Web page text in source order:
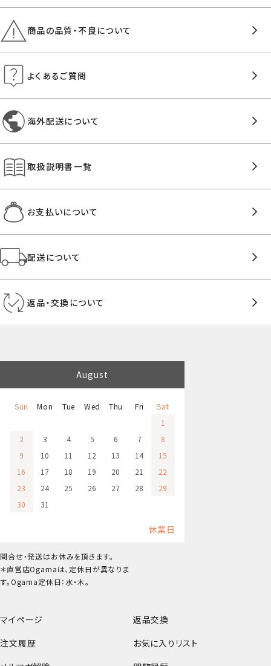
商品の品質・不良について
よくあるご質問
海外配送について
取扱説明書一覧
お支払いについて
配送について
返品・交換について
マイページ
返品交換
注文履歴
お気に入りリスト
August
Sun Mon Tue Wed Thu Fri
Sat
1
2
3 4 5 6 7
8
9
10 11 12 13 14
15
16
17 18 19 20 21
22
23
24 25 26 27 28
29
30
31
休業日
問合せ・発送はお休みを頂きます。
＊直営店Ogamaは、定休日が異なりま
す。Ogama定休日：水・木。